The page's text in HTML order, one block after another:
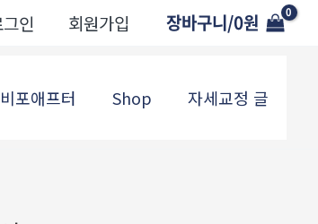
인 회원가입 장바구니/0원
비포애프터 Shop 자세교정 글